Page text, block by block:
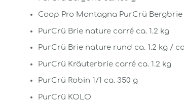
Coop Pro Montagna PurCrü
PurCrü Brie nature carré ca. 1.2 kg
PurCrü Brie nature rund ca. 1.2 kg /
PurCrü Kräuterbrie carré ca. 1.2 kg
PurCrü Robin 1/1 ca. 350 g
PurCrü KOLO